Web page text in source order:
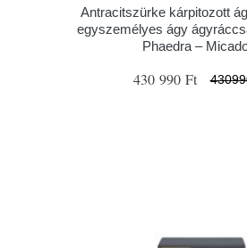
Antracitszürke kárpitozott
egyszemélyes ágy
Phaedra –
430 990 Ft